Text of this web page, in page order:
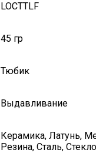
LOCTTLF
45 гр
Тюбик
Выдавливание
Керамика, Латунь,
Резина, Сталь, Стекло